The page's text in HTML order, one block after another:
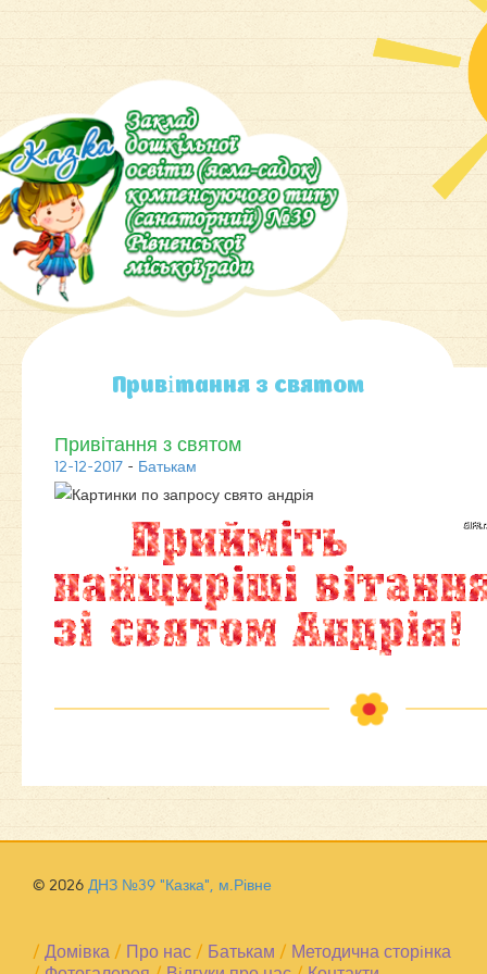
Привітання з святом
Привітання з святом
12-12-2017 - Батькам
© 2026 ДНЗ №39 "Казка", м.Рівне
/ Домівка / Про нас / Батькам / Методична сторiнка